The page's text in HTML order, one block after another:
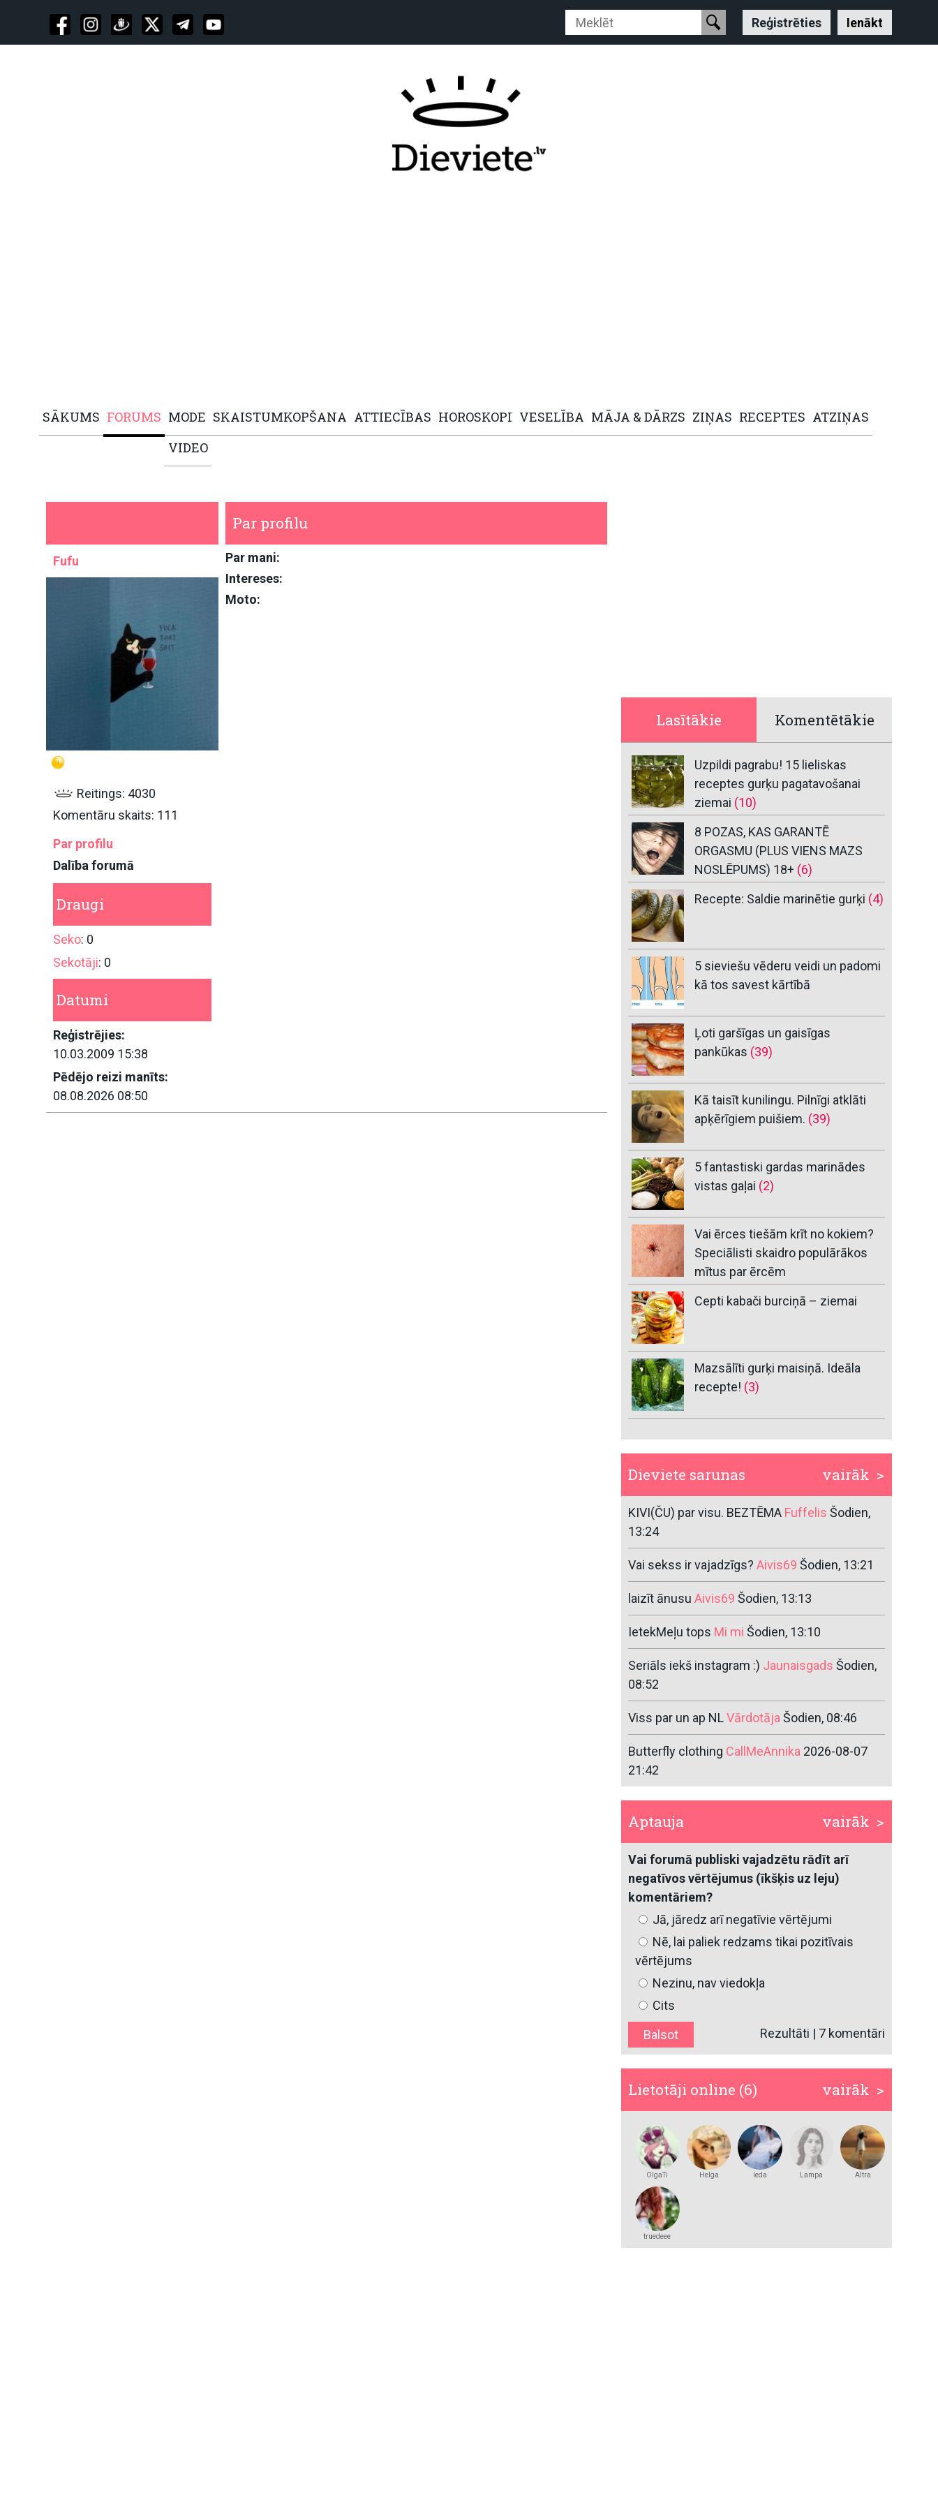
Reģistrēties Ienākt
SĀKUMS FORUMS MODE SKAISTUMKOPŠANA ATTIECĪBAS HOROSKOPI VESELĪBA MĀJA & DĀRZS ZIŅAS RECEPTES ATZIŅAS
VIDEO
Fufu
Reitings: 4030
Komentāru skaits: 111
Par profilu
Dalība forumā
Draugi
Seko: 0
Sekotāji: 0
Datumi
Reģistrējies:
10.03.2009 15:38
Pēdējo reizi manīts:
08.08.2026 08:50
Par profilu
Par mani:
Intereses:
Moto:
Lasītākie Komentētākie
Uzpildi pagrabu! 15 lieliskas
receptes gurķu pagatavošanai
ziemai (10)
8 POZAS, KAS GARANTĒ
ORGASMU (PLUS VIENS MAZS
NOSLĒPUMS) 18+ (6)
Recepte: Saldie marinētie gurķi (4)
5 sieviešu vēderu veidi un padomi
kā tos savest kārtībā
Ļoti garšīgas un gaisīgas
pankūkas (39)
Kā taisīt kunilingu. Pilnīgi atklāti
apķērīgiem puišiem. (39)
5 fantastiski gardas marinādes
vistas gaļai (2)
Vai ērces tiešām krīt no kokiem?
Speciālisti skaidro populārākos
mītus par ērcēm
Cepti kabači burciņā – ziemai
Mazsālīti gurķi maisiņā. Ideāla
recepte! (3)
vairāk >
Dieviete sarunas
KIVI(ČU) par visu. BEZTĒMA Fuffelis Šodien,
13:24
Vai sekss ir vajadzīgs?Aivis69 Šodien, 13:21
laizīt ānusu Aivis69 Šodien, 13:13
IetekMeļu tops Mi mi Šodien, 13:10
Seriāls iekš instagram :) Jaunaisgads Šodien,
08:52
Viss par un ap NLVārdotājaŠodien, 08:46
Butterfly clothing CallMeAnnika 2026-08-07
21:42
vairāk >
Aptauja
Vai forumā publiski vajadzētu rādīt arī
negatīvos vērtējumus (īkšķis uz leju)
komentāriem?
Jā, jāredz arī negatīvie vērtējumi
Nē, lai paliek redzams tikai pozitīvais
vērtējums
Nezinu, nav viedokļa
Cits
Rezultāti | 7 komentāri
vairāk >
Lietotāji online (6)
OlgaTi
Helga
leda Lampa Altra
truedeee